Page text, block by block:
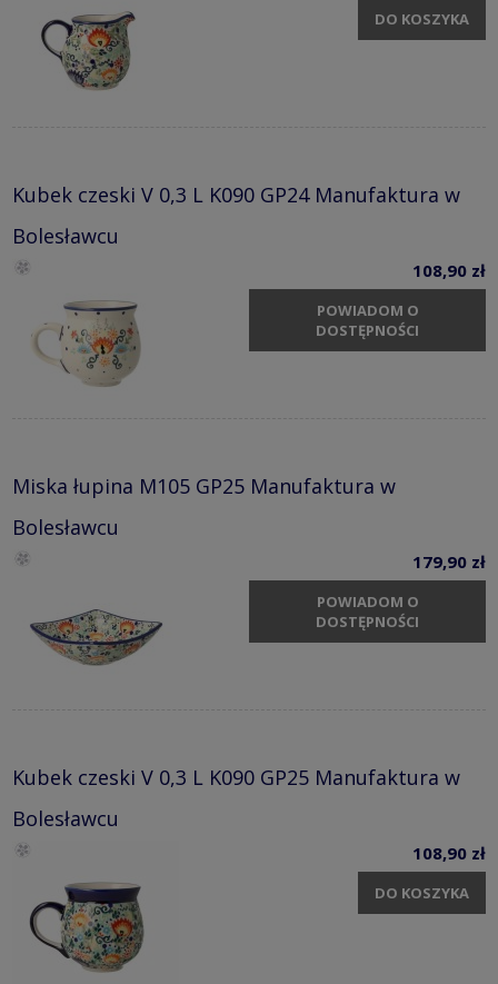
DO KOSZYKA
Kubek czeski V 0,3 L K090 GP24 Manufaktura w
Bolesławcu
108,90 zł
POWIADOM O
DOSTĘPNOŚCI
Miska łupina M105 GP25 Manufaktura w
Bolesławcu
179,90 zł
POWIADOM O
DOSTĘPNOŚCI
Kubek czeski V 0,3 L K090 GP25 Manufaktura w
Bolesławcu
108,90 zł
DO KOSZYKA